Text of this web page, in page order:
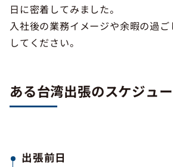
日に密着してみました。
入社後の業務イメージや余暇の過
してください。
ある台湾出張のスケジュ
出張前日